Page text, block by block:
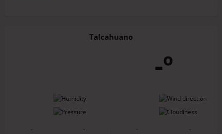
Talcahuano
-º
-
-
-
-
-
-
-
-